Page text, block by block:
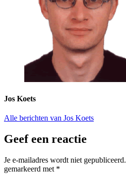
Jos Koets
Alle berichten van Jos Koets
Geef een reactie
Je e-mailadres wordt niet gepubliceerd.
gemarkeerd met *